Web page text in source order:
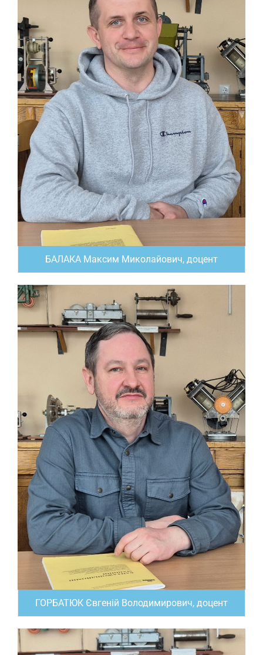
БАЛАКА Максим Миколайович, доцент
ГОРБАТЮК Євгеній Володимирович, доцент